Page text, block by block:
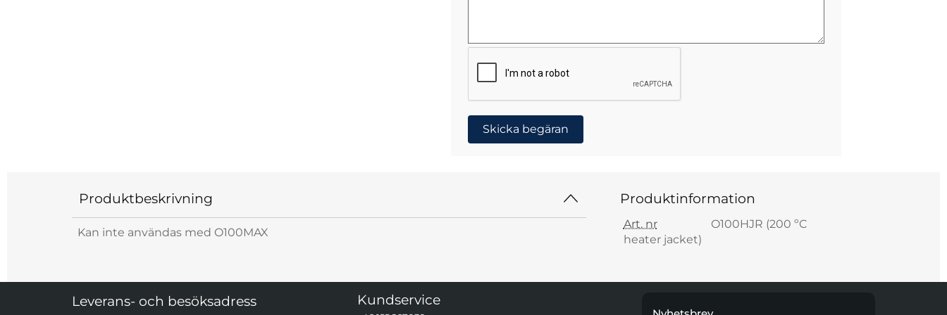
Skicka begäran
Produktbeskrivning
Kan inte användas med O100MAX
Produktinformation
Art. nr
O100HJR (200 ºC
heater jacket)
Sidfot Blandad info och länkar
Leverans- och besöksadress Kundservice